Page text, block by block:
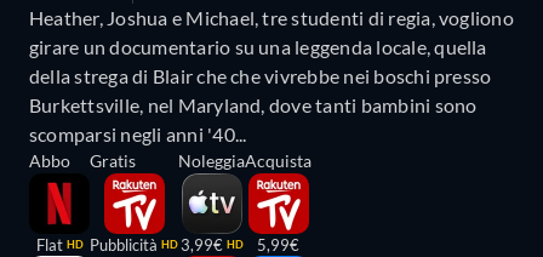
Heather, Joshua e Michael, tre studenti di regia, vogliono
girare un documentario su una leggenda locale, quella
della strega di Blair che che vivrebbe nei boschi presso
Burkettsville, nel Maryland, dove tanti bambini sono
scomparsi negli anni '40...
Abbo
Flat HD
Gratis
Pubblicità HD
Noleggia
3,99€ HD
Acquista
5,99€